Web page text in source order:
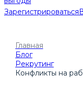
Зарегистрироваться
Главная
Блог
Рекрутинг
Конфликты на